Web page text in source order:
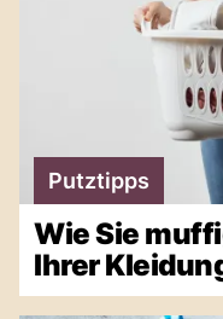
Putztipps
Wie Sie
Ihrer